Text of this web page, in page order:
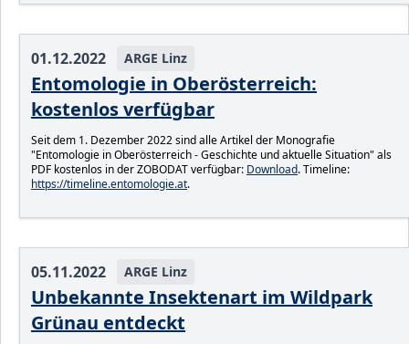
01.12.2022 ARGE Linz
Entomologie in Oberösterreich:
kostenlos verfügbar
Seit dem 1. Dezember 2022 sind alle Artikel der Monografie
"Entomologie in Oberösterreich - Geschichte und aktuelle Situation" als
PDF kostenlos in der ZOBODAT verfügbar: Download. Timeline:
https://timeline.entomologie.at.
05.11.2022 ARGE Linz
Unbekannte Insektenart im Wildpark
Grünau entdeckt